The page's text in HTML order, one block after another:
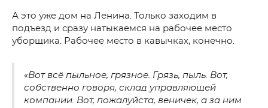
А это уже дом на Ленина. Только заходим в
подъезд и сразу натыкаемся на рабочее место
уборщика. Рабочее место в кавычках, конечно.
«Вот всё пыльное, грязное. Грязь, пыль. Вот,
собственно говоря, склад управляющей
компании. Вот, пожалуйста, веничек, а за ним